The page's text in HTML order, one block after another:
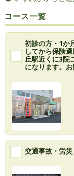
コース一覧
初診の方・1か
してから保険
丘駅近くに3院
になります。お
交通事故・労災